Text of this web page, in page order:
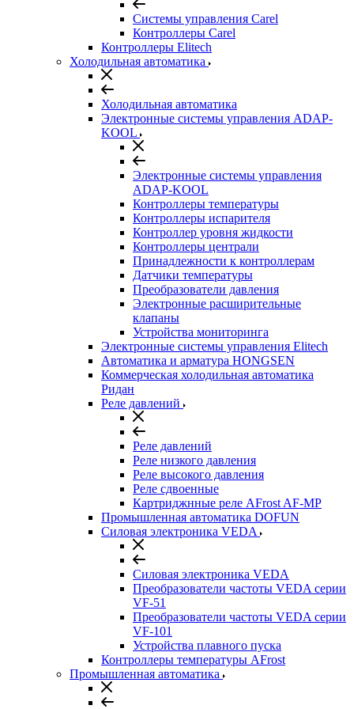
Системы управления Carel
Контроллеры Carel
Контроллеры Elitech
Холодильная автоматика
Холодильная автоматика
Электронные системы управления ADAP-
KOOL
Электронные системы управления
ADAP-KOOL
Контроллеры температуры
Контроллеры испарителя
Контроллер уровня жидкости
Контроллеры централи
Принадлежности к контроллерам
Датчики температуры
Преобразователи давления
Электронные расширительные
клапаны
Устройства мониторинга
Электронные системы управления Elitech
Автоматика и арматура HONGSEN
Коммерческая холодильная автоматика
Ридан
Реле давлений
Реле давлений
Реле низкого давления
Реле высокого давления
Реле сдвоенные
Картриджнные реле AFrost AF-MP
Промышленная автоматика DOFUN
Силовая электроника VEDA
Силовая электроника VEDA
Преобразователи частоты VEDA серии
VF-51
Преобразователи частоты VEDA серии
VF-101
Устройства плавного пуска
Контроллеры температуры AFrost
Промышленная автоматика